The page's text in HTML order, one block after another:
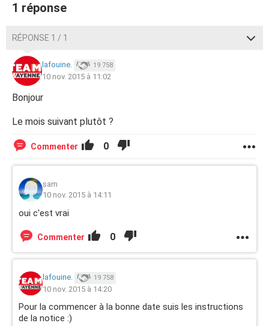
1 réponse
RÉPONSE 1 / 1
lafouine. 19 758
10 nov. 2015 à 11:02
Bonjour
Le mois suivant plutôt ?
Commenter 0
sam
10 nov. 2015 à 14:11
oui c'est vrai
Commenter 0
lafouine. 19 758
10 nov. 2015 à 14:20
Pour la commencer à la bonne date suis les instructions
de la notice :)